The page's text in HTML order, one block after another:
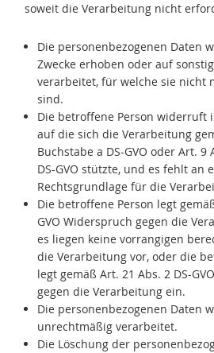
soweit die Verarbeitung nicht
Die personenbezogenen Daten
Zwecke erhoben oder auf
verarbeitet, für welche sie nicht
sind.
Die betroffene Person widerruft
auf die sich die Verarbeitung
Buchstabe a DS-GVO oder Art. 9
DS-GVO stützte, und es fehlt an
Rechtsgrundlage für die
Die betroffene Person legt
GVO Widerspruch gegen die
es liegen keine vorrangigen
die Verarbeitung vor, oder die
legt gemäß Art. 21 Abs. 2 DS-
gegen die Verarbeitung ein.
Die personenbezogenen Daten
unrechtmäßig verarbeitet.
Die Löschung der